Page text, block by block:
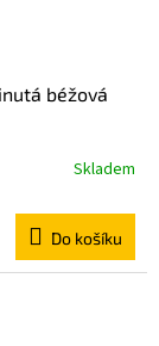
béžová
Skladem
Do košíku